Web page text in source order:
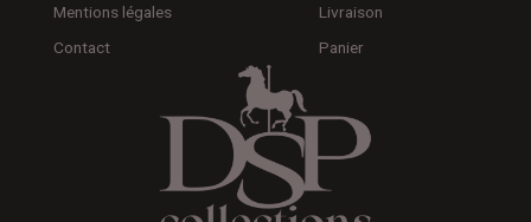
Mentions légales
Contact
Livraison
Panier